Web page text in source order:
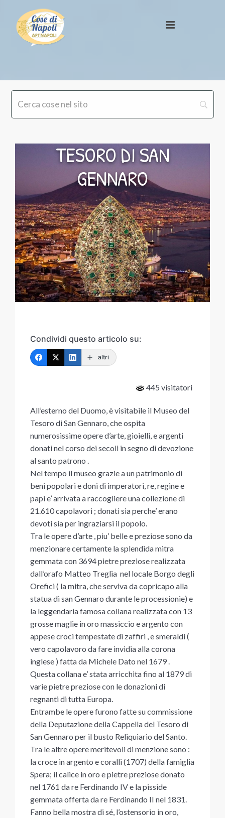
TESORO DI SAN
GENNARO
Condividi questo articolo su:
altri
445 visitatori
All’esterno del Duomo, è visitabile il Museo del
Tesoro di San Gennaro, che ospita
numerosissime opere d’arte, gioielli, e argenti
donati nel corso dei secoli in segno di devozione
al santo patrono .
Nel tempo il museo grazie a un patrimonio di
beni popolari e doni di imperatori, re, regine e
papi e’ arrivata a raccogliere una collezione di
21.610 capolavori ; donati sia perche’ erano
devoti sia per ingraziarsi il popolo.
Tra le opere d’arte , piu’ belle e preziose sono da
menzionare certamente la splendida mitra
gemmata con 3694 pietre preziose realizzata
dall’orafo Matteo Treglia nel locale Borgo degli
Orefici ( la mitra, che serviva da copricapo alla
statua di san Gennaro durante le processionie) e
la leggendaria famosa collana realizzata con 13
grosse maglie in oro massiccio e argento con
appese croci tempestate di zaffiri , e smeraldi (
vero capolavoro da fare invidia alla corona
inglese ) fatta da Michele Dato nel 1679 .
Questa collana e’ stata arricchita fino al 1879 di
varie pietre preziose con le donazioni di
regnanti di tutta Europa.
Entrambe le opere furono fatte su commissione
della Deputazione della Cappella del Tesoro di
San Gennaro per il busto Reliquiario del Santo.
Tra le altre opere meritevoli di menzione sono :
la croce in argento e coralli (1707) della famiglia
Spera; il calice in oro e pietre preziose donato
nel 1761 da re Ferdinando IV e la pisside
gemmata offerta da re Ferdinando II nel 1831.
Fanno bella mostra di sé, l’ostensorio in oro,